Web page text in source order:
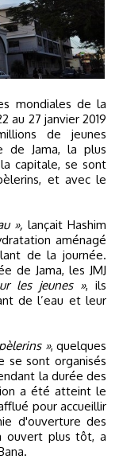
au 27 janvier 2019
de jeunes
de Jama, la plus
capitale, se sont
et avec le
», lançait Hashim
aménagé
de la journée.
de Jama, les JMJ
les jeunes », ils
de l’eau et leur
», quelques
se sont organisés
la durée des
a été atteint le
pour accueillir
d'ouverture des
ouvert plus tôt, a